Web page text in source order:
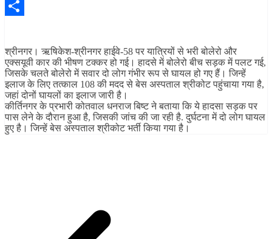
Pinterest
श्रीनगर। ऋषिकेश-श्रीनगर हाईवे-58 पर यात्रियों से भरी बोलेरो और
एक्सयूवी कार की भीषण टक्कर हो गई। हादसे में बोलेरो बीच सड़क में पलट गई,
जिसके चलते बोलेरो में सवार दो लोग गंभीर रूप से घायल हो गए हैं। जिन्हें
इलाज के लिए तत्काल 108 की मदद से बेस अस्पताल श्रीकोट पहुंचाया गया है,
जहां दोनों घायलों का इलाज जारी है।
कीर्तिनगर के प्रभारी कोतवाल धनराज बिष्ट ने बताया कि ये हादसा सड़क पर
पास लेने के दौरान हुआ है, जिसकी जांच की जा रही है. दुर्घटना में दो लोग घायल
हुए है। जिन्हें बेस अस्पताल श्रीकोट भर्ती किया गया है।